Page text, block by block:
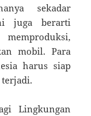
sekadar
juga berarti
mobil. Para
harus siap
terjadi.
Lingkungan